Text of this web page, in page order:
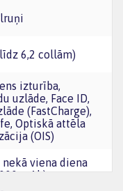
(līdz 6,2 collām)
uzlāde, Face ID,
(FastCharge),
Optiskā attēla
(OIS)
mAh)